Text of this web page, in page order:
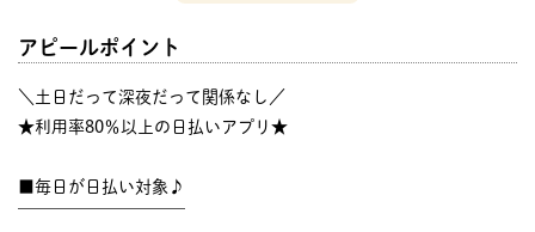
アピールポイント
＼土日だって深夜だって関係なし／
★利用率80％以上の日払いアプリ★
■毎日が日払い対象♪